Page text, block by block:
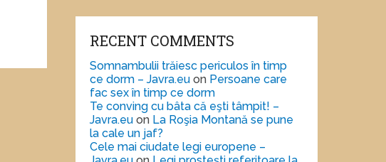
RECENT COMMENTS
Somnambulii trăiesc periculos în timp
ce dorm – Javra.eu on Persoane care
fac sex în timp ce dorm
Te conving cu bâta că eşti tâmpit! –
Javra.eu on La Roşia Montană se pune
la cale un jaf?
Cele mai ciudate legi europene –